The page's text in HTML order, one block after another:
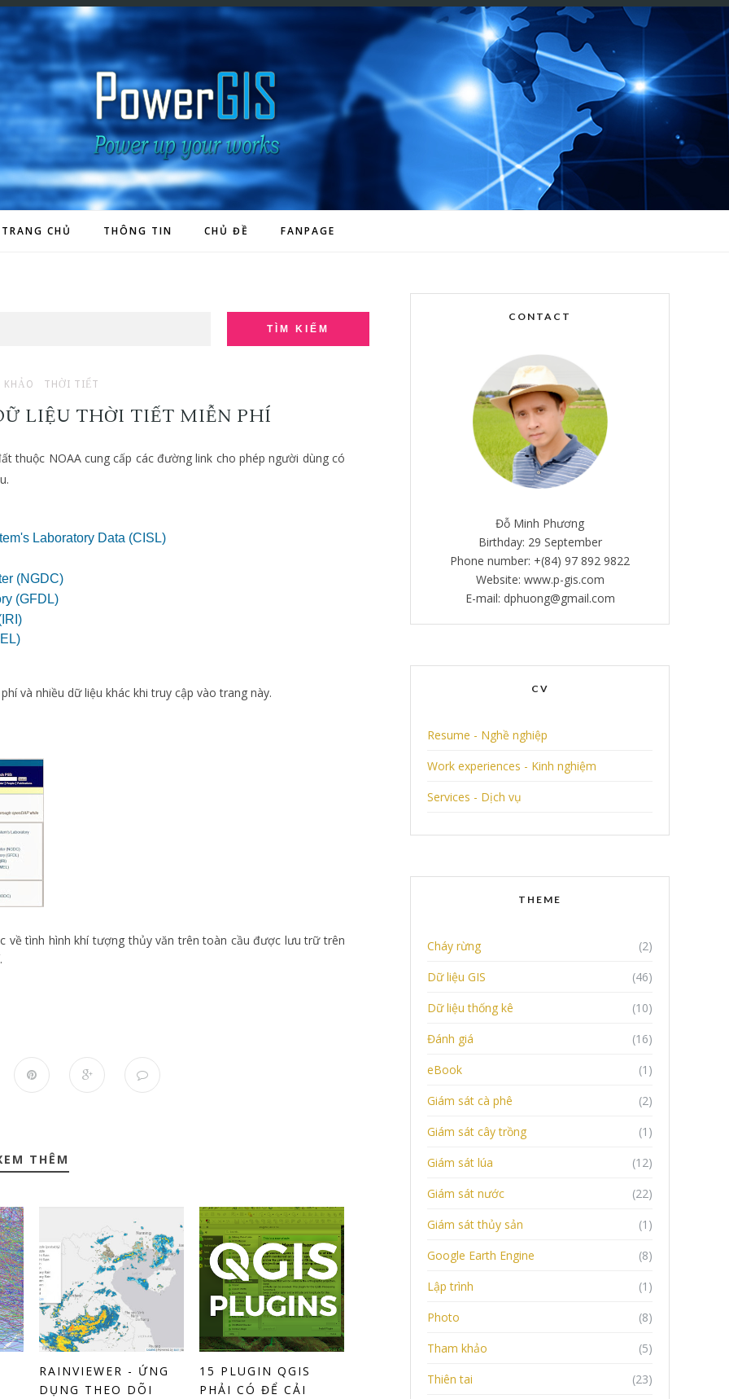
TRANG CHỦ THÔNG TIN CHỦ ĐỀ FANPAGE
KHẢO THỜI TIẾT
LIỆU THỜI TIẾT MIỄN PHÍ
thuộc NOAA cung cấp các đường link cho phép người dùng có
Laboratory Data (CISL)
(NGDC)
(GFDL)
và nhiều dữ liệu khác khi truy cập vào trang này.
về tình hình khí tượng thủy văn trên toàn cầu được lưu trữ trên
THÊM
RAINVIEWER - ỨNG
DỤNG THEO DÕI
15 PLUGIN QGIS
PHẢI CÓ ĐỂ CẢI
CONTACT
Đỗ Minh Phương
Birthday: 29 September
Phone number: +(84) 97 892 9822
Website: www.p-gis.com
E-mail: dphuong@gmail.com
CV
Resume - Nghề nghiệp
Work experiences - Kinh nghiệm
Services - Dịch vụ
THEME
Cháy rừng
(2)
Dữ liệu GIS
(46)
Dữ liệu thống kê
(10)
Đánh giá
(16)
eBook
(1)
Giám sát cà phê
(2)
Giám sát cây trồng
(1)
Giám sát lúa
(12)
Giám sát nước
(22)
Giám sát thủy sản
(1)
Google Earth Engine
(8)
Lập trình
(1)
Photo
(8)
Tham khảo
(5)
Thiên tai
(23)